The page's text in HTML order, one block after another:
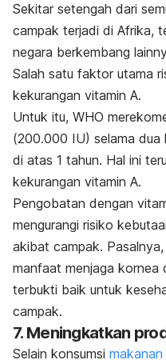
Sekitar setengah dari
campak terjadi di Afrika,
negara berkembang
Salah satu faktor utama
kekurangan vitamin A.
Untuk itu, WHO
(200.000 IU) selama dua
di atas 1 tahun. Hal ini
kekurangan vitamin A.
Pengobatan dengan
mengurangi risiko
akibat campak.
manfaat menjaga kornea
terbukti baik untuk
campak.
7. Meningkatkan
Selain konsumsi